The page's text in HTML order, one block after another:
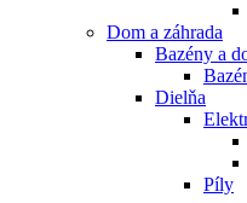
Dom a záhrada
Bazény a
Dielňa
Píly